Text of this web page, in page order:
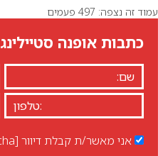
עמוד זה נצפה: 497 פעמים
כתבות אופנה סטיילינג
אני מאשר/ת קבלת דיוור [recaptcha]